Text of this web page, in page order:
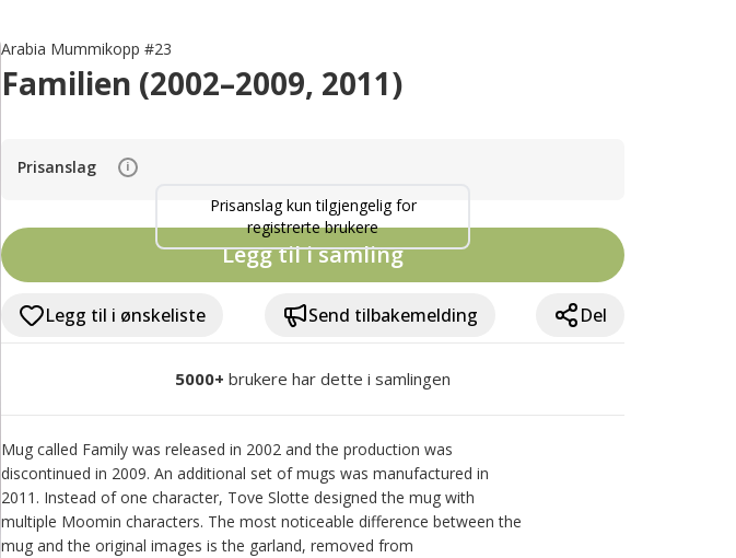
Arabia Mummikopp #23
Familien (2002–2009, 2011)
Prisanslag i
Prisanslag kun tilgjengelig for
registrerte brukere
Legg til i samling
Legg til i ønskeliste Send tilbakemelding Del
5000+ brukere har dette i samlingen
Mug called Family was released in 2002 and the production was
discontinued in 2009. An additional set of mugs was manufactured in
2011. Instead of one character, Tove Slotte designed the mug with
multiple Moomin characters. The most noticeable difference between the
mug and the original images is the garland, removed from